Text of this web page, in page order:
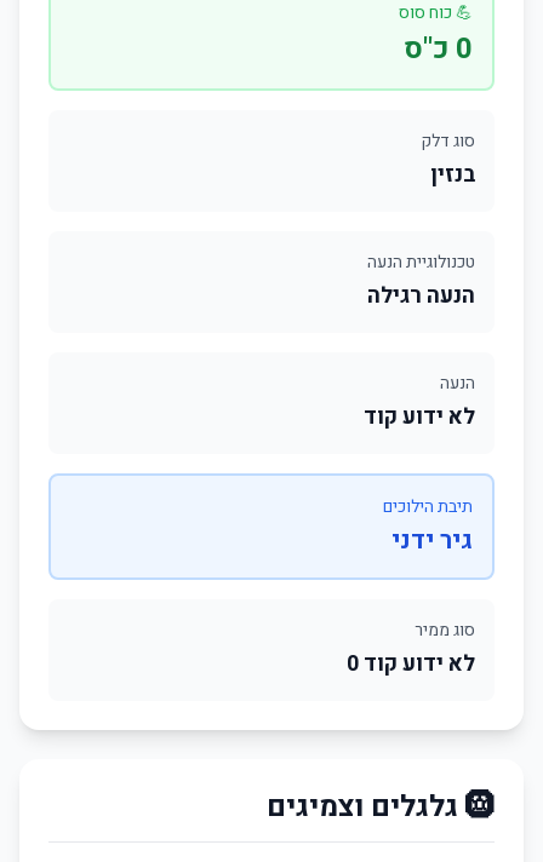
💪 כוח סוס
0 כ"ס
סוג דלק
בנזין
טכנולוגיית הנעה
הנעה רגילה
הנעה
לא ידוע קוד
תיבת הילוכים
גיר ידני
סוג ממיר
לא ידוע קוד 0
🛞 גלגלים וצמיגים